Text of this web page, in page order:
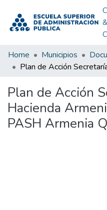
&
Home Municipios
Plan de Acción
Hacienda
PASH Armenia